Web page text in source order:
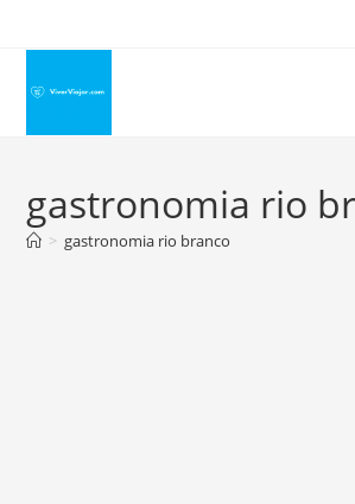
conteúdo
gastronomia rio
> gastronomia rio branco